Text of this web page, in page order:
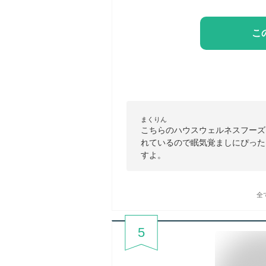
こ
まくりん
こちらのハウスウェルネスフー
れているので眠気覚ましにぴっ
すよ。
全
5